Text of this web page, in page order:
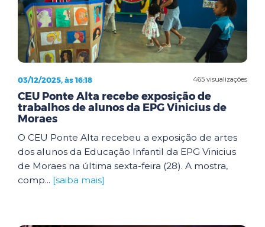
465 visualizações
03/12/2025, às 16:18
CEU Ponte Alta recebe exposição de
trabalhos de alunos da EPG Vinicius de
Moraes
O CEU Ponte Alta recebeu a exposição de artes
dos alunos da Educação Infantil da EPG Vinicius
de Moraes na última sexta-feira (28). A mostra,
comp... [saiba mais]